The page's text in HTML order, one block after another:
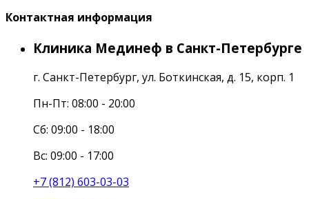
Контактная информация
Клиника Мединеф в Санкт-Петербурге
г. Санкт-Петербург, ул. Боткинская, д. 15, корп. 1
Пн-Пт: 08:00 - 20:00
Cб: 09:00 - 18:00
Вс: 09:00 - 17:00
+7 (812) 603-03-03